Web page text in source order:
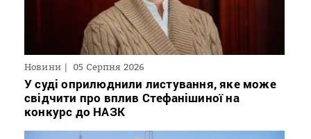
Новини 05 Серпня 2026
У суді оприлюднили листування, яке може
свідчити про вплив Стефанішиної на
конкурс до НАЗК